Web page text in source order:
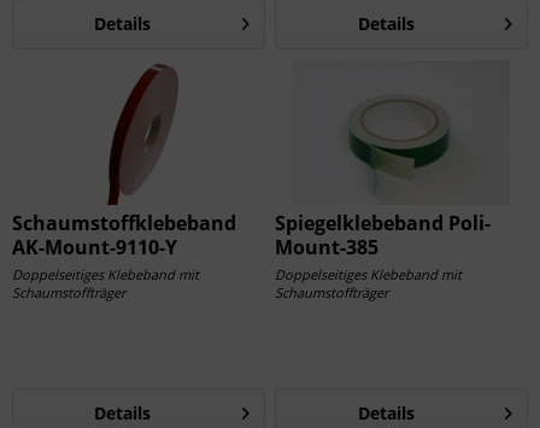
Details Details
Schaumstoffklebeband
AK-Mount-9110-Y
Doppelseitiges Klebeband mit
Schaumstoffträger
Details
Spiegelklebeband Poli-
Mount-385
Doppelseitiges Klebeband mit
Schaumstoffträger
Details